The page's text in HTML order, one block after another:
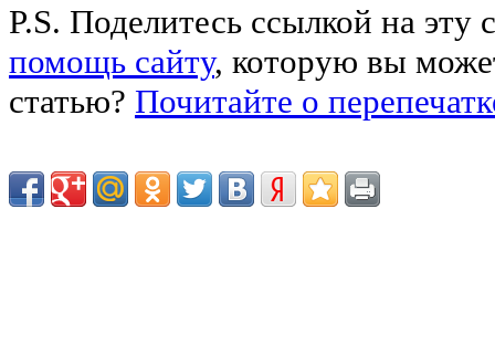
P.S. Поделитесь ссылкой на
помощь сайту, которую вы
статью? Почитайте о